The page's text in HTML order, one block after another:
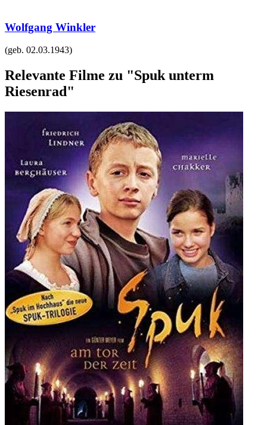
Wolfgang Winkler
(geb. 02.03.1943)
Relevante Filme zu "Spuk unterm
Riesenrad"